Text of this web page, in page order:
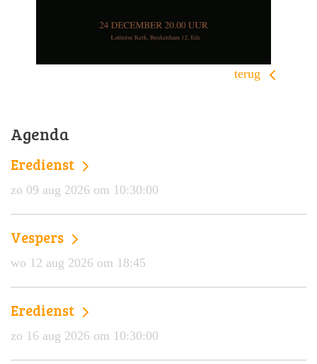
terug
Agenda
Eredienst
zo 09 aug 2026 om 10:30:00
Vespers
wo 12 aug 2026 om 18:45
Eredienst
zo 16 aug 2026 om 10:30:00